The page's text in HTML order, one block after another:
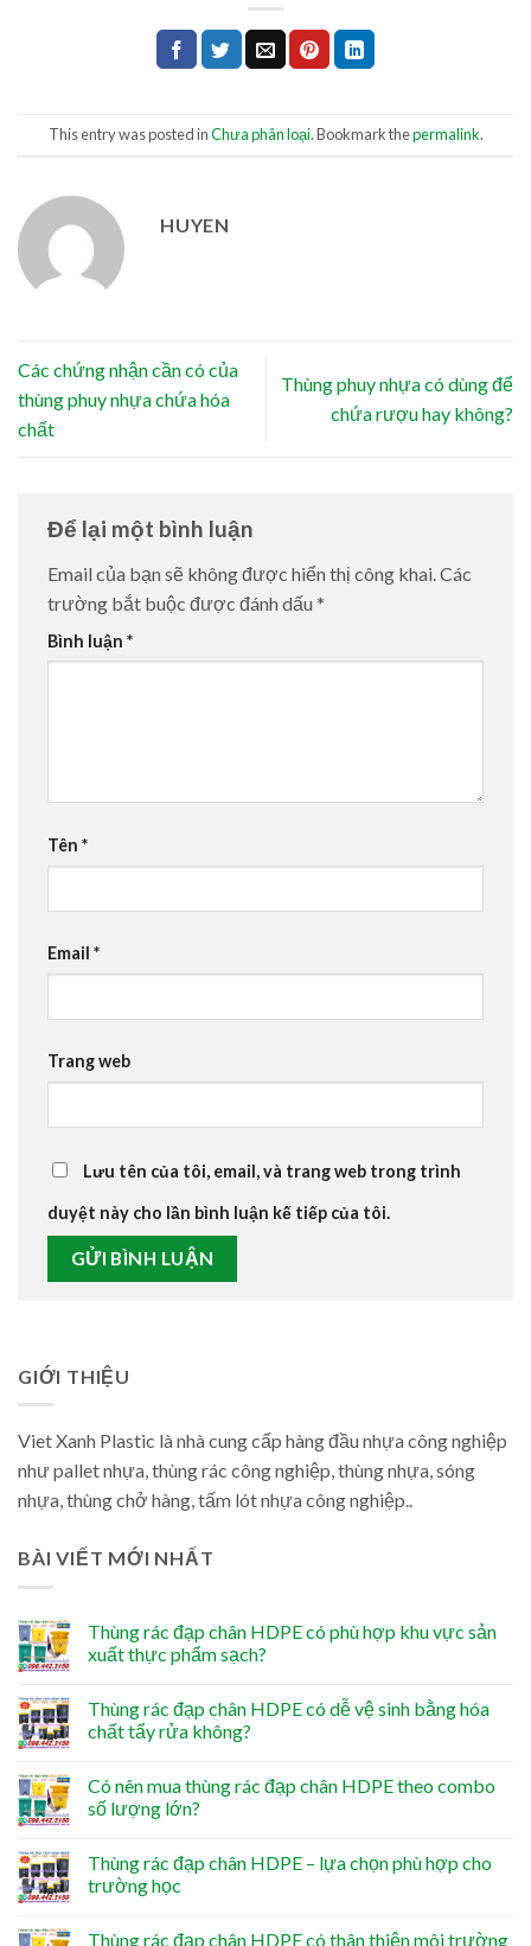
This entry was posted inChưa phân loại. Bookmark thepermalink.
HUYEN
Các chứng nhận cần có của
thùng phuy nhựa chứa hóa
chất
Thùng phuy nhựa có dùng để
chứa rượu hay không?
Để lại một bình luận
Email của bạn sẽ không được hiển thị công khai. Các
trường bắt buộc được đánh dấu *
Bình luận *
Tên *
Email *
Trang web
Lưu tên của tôi, email, và trang web trong trình
duyệt này cho lần bình luận kế tiếp của tôi.
GIỚI THIỆU
Viet Xanh Plastic là nhà cung cấp hàng đầu nhựa công nghiệp
như pallet nhựa, thùng rác công nghiệp, thùng nhựa, sóng
nhựa, thùng chở hàng, tấm lót nhựa công nghiệp..
BÀI VIẾT MỚI NHẤT
Thùng rác đạp chân HDPE có phù hợp khu vực sản
xuất thực phẩm sạch?
Thùng rác đạp chân HDPE có dễ vệ sinh bằng hóa
chất tẩy rửa không?
Có nên mua thùng rác đạp chân HDPE theo combo
số lượng lớn?
Thùng rác đạp chân HDPE – lựa chọn phù hợp cho
trường học
Thùng rác đạp chân HDPE có thân thiện môi trường